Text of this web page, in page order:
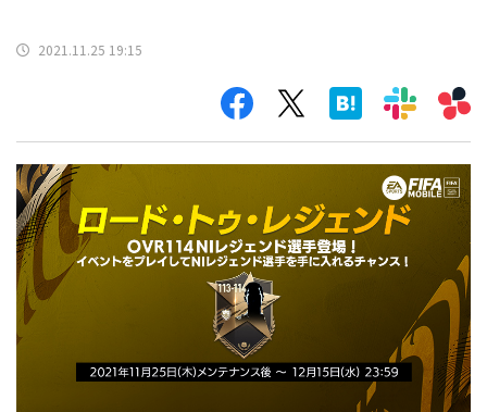
2021.11.25 19:15